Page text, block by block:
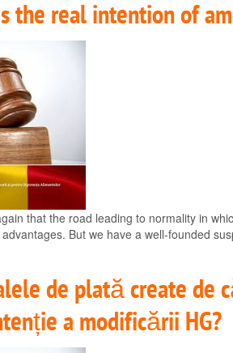
the real intention of
that the road leading to normality in
But we have a well-founded
de plată create de
a modificării HG?